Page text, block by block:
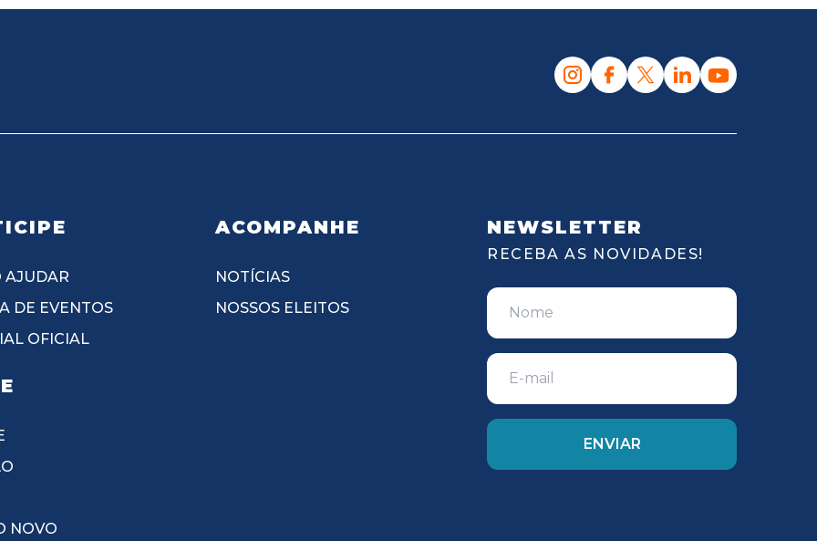
AJUDAR
DE EVENTOS
OFICIAL
NOVO
ACOMPANHE
NOTÍCIAS
NOSSOS ELEITOS
NEWSLETTER
RECEBA AS NOVIDADES!